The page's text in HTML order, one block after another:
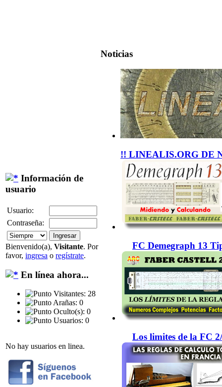
Información de
usuario
Usuario:
Contraseña:
Bienvenido(a), Visitante. Por
favor, ingresa o regístrate.
En línea ahora...
Visitantes: 28
Arañas: 0
Oculto(s): 0
Usuarios: 0
No hay usuarios en linea.
Noticias
!! LINEALIS.ORG DE
FC Demegraph 13
Los limites de la FC